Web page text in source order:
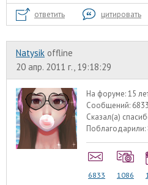
ответить цитировать
Natysik offline
20 апр. 2011 г., 19:18:29
На форуме:15
Сообщений: 6833
Сказал(а)
Поблагодарили:
6833 1086